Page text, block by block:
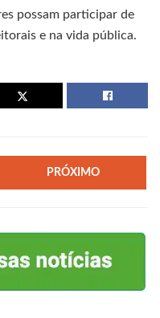
possam participar de
e na vida pública.
PRÓXIMO